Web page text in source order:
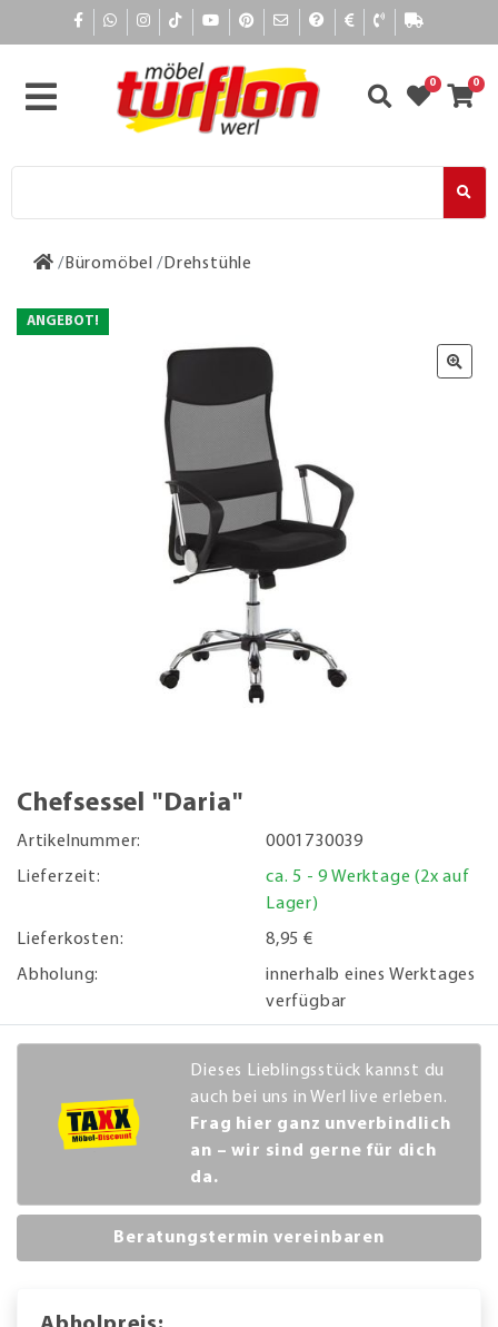
0 0
Büromöbel Drehstühle
ANGEBOT!
Chefsessel "Daria"
Artikelnummer:
0001730039
Lieferzeit:
ca. 5 - 9 Werktage (2x auf
Lager)
Lieferkosten:
8,95 €
Abholung:
innerhalb eines Werktages
verfügbar
Dieses Lieblingsstück kannst du
auch bei uns in Werl live erleben.
Frag hier ganz unverbindlich
an – wir sind gerne für dich
da.
Beratungstermin vereinbaren